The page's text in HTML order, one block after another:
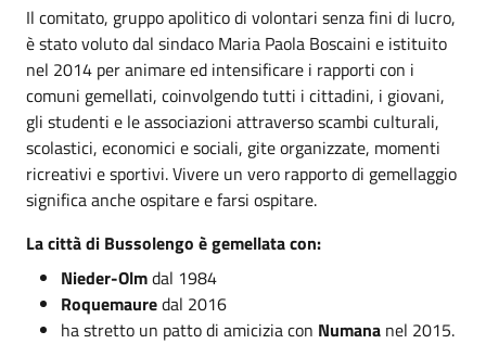
Il comitato, gruppo apolitico di volontari senza fini di lucro,
è stato voluto dal sindaco Maria Paola Boscaini e istituito
nel 2014 per animare ed intensificare i rapporti con i
comuni gemellati, coinvolgendo tutti i cittadini, i giovani,
gli studenti e le associazioni attraverso scambi culturali,
scolastici, economici e sociali, gite organizzate, momenti
ricreativi e sportivi. Vivere un vero rapporto di gemellaggio
significa anche ospitare e farsi ospitare.
La città di Bussolengo è gemellata con:
Nieder-Olmdal 1984
Roquemauredal 2016
ha stretto un patto di amicizia con Numana nel 2015.